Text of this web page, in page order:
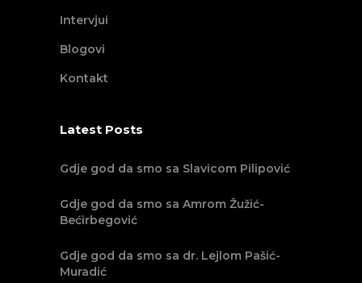
Intervjui
Blogovi
Kontakt
Latest Posts
Gdje god da smo sa Slavicom Pilipović
Gdje god da smo sa Amrom Žužić-
Bećirbegović
Gdje god da smo sa dr. Lejlom Pašić-
Muradić